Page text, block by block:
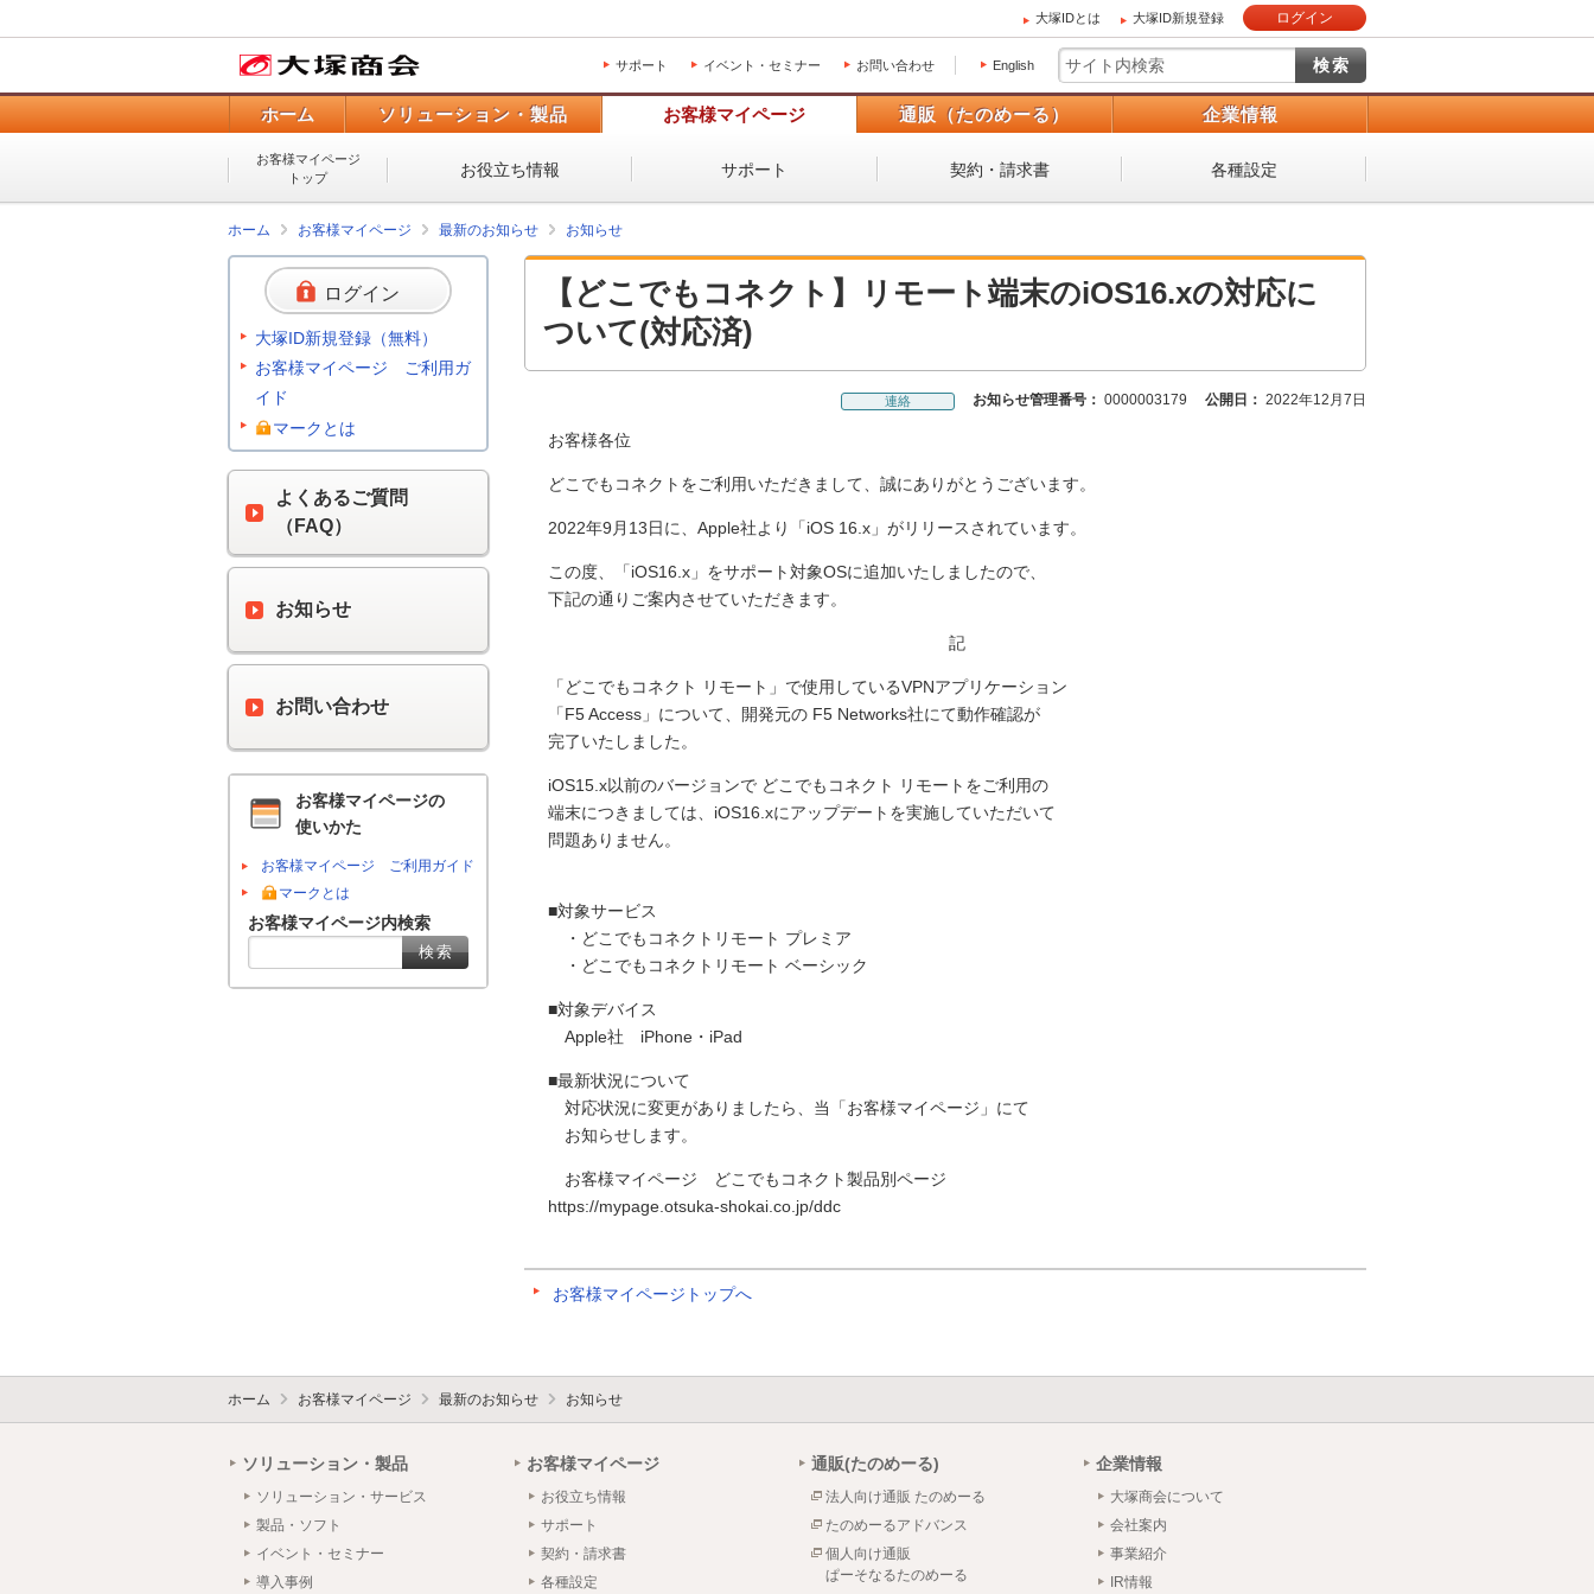
大塚IDとは 大塚ID新規登録 ログイン
サポート イベント・セミナー お問い合わせ English
ホーム ソリューション・製品 お客様マイページ 通販（たのめーる） 企業情報
お客様マイページ
トップ
お役立ち情報 サポート 契約・請求書 各種設定
ホーム お客様マイページ 最新のお知らせ お知らせ
【どこでもコネクト】リモート端末のiOS16.xの対応に
ついて(対応済)
連絡 お知らせ管理番号： 0000003179 公開日： 2022年12月7日
お客様各位
どこでもコネクトをご利用いただきまして、誠にありがとうございます。
2022年9月13日に、Apple社より「iOS 16.x」がリリースされています。
この度、「iOS16.x」をサポート対象OSに追加いたしましたので、
下記の通りご案内させていただきます。
記
「どこでもコネクト リモート」で使用しているVPNアプリケーション
「F5 Access」について、開発元の F5 Networks社にて動作確認が
完了いたしました。
iOS15.x以前のバージョンで どこでもコネクト リモートをご利用の
端末につきましては、iOS16.xにアップデートを実施していただいて
問題ありません。
■対象サービス
・どこでもコネクトリモート プレミア
・どこでもコネクトリモート ベーシック
■対象デバイス
Apple社 iPhone・iPad
■最新状況について
対応状況に変更がありましたら、当「お客様マイページ」にて
お知らせします。
お客様マイページ どこでもコネクト製品別ページ
https://mypage.otsuka-shokai.co.jp/ddc
お客様マイページトップへ
ログイン
大塚ID新規登録（無料）
お客様マイページ ご利用ガ
イド
マークとは
よくあるご質問
（FAQ）
お知らせ
お問い合わせ
お客様マイページの
使いかた
お客様マイページ ご利用ガイド
マークとは
お客様マイページ内検索
ホーム お客様マイページ 最新のお知らせ お知らせ
ソリューション・製品
ソリューション・サービス
製品・ソフト
イベント・セミナー
導入事例
お客様マイページ
お役立ち情報
サポート
契約・請求書
各種設定
通販(たのめーる)
法人向け通販 たのめーる
たのめーるアドバンス
個人向け通販
ぱーそなるたのめーる
企業情報
大塚商会について
会社案内
事業紹介
IR情報